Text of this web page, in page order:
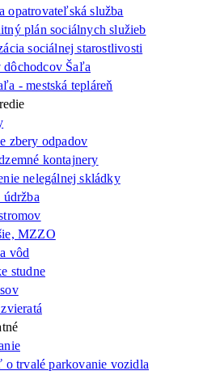
opatrovateľská služba
plán sociálnych služieb
sociálnej starostlivosti
dôchodcov Šaľa
- mestská tepláreň
zbery odpadov
kontajnery
nelegálnej skládky
údržba
MZZO
vôd
studne
o trvalé parkovanie vozidla